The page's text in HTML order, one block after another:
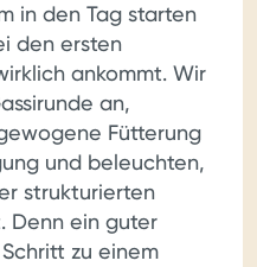
in den Tag starten
den ersten
ankommt. Wir
an,
Fütterung
und beleuchten,
strukturierten
Denn ein guter
zu einem